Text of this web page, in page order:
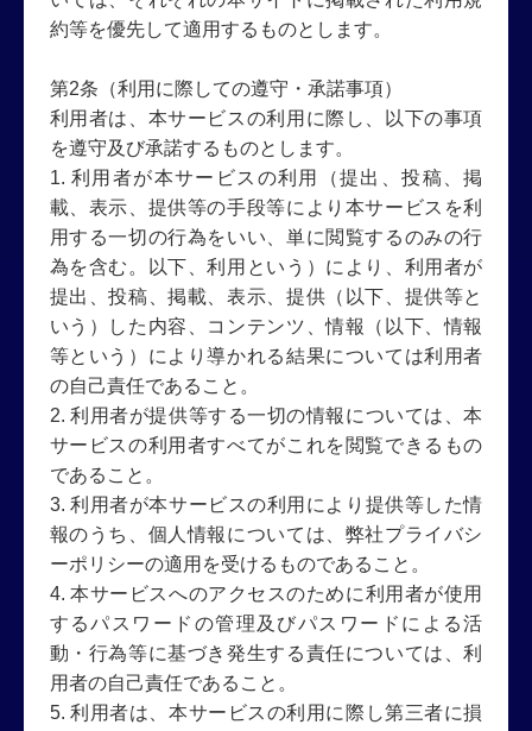
約等を優先して適用するものとします。
第2条（利用に際しての遵守・承諾事項）
利用者は、本サービスの利用に際し、以下の事項
を遵守及び承諾するものとします。
1. 利用者が本サービスの利用（提出、投稿、掲
載、表示、提供等の手段等により本サービスを利
用する一切の行為をいい、単に閲覧するのみの行
為を含む。以下、利用という）により、利用者が
提出、投稿、掲載、表示、提供（以下、提供等と
いう）した内容、コンテンツ、情報（以下、情報
等という）により導かれる結果については利用者
の自己責任であること。
2. 利用者が提供等する一切の情報については、本
サービスの利用者すべてがこれを閲覧できるもの
であること。
3. 利用者が本サービスの利用により提供等した情
報のうち、個人情報については、弊社プライバシ
ーポリシーの適用を受けるものであること。
4. 本サービスへのアクセスのために利用者が使用
するパスワードの管理及びパスワードによる活
動・行為等に基づき発生する責任については、利
用者の自己責任であること。
5. 利用者は、本サービスの利用に際し第三者に損